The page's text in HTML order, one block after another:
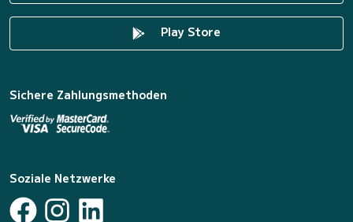
Play Store
Sichere Zahlungsmethoden
Soziale Netzwerke